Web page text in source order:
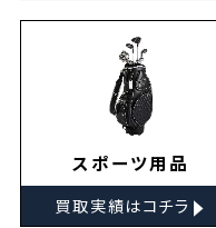
スポーツ用品
買取実績はコチラ ▸